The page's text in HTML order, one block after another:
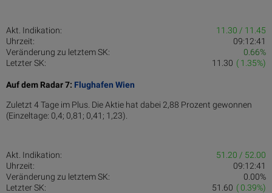
Akt. Indikation:
11.30 / 11.45
Uhrzeit:
09:12:41
Veränderung zu letztem SK:
0.66%
Letzter SK:
( 1.35%)
11.30
Auf dem Radar 7: Flughafen Wien
Zuletzt 4 Tage im Plus. Die Aktie hat dabei 2,88 Prozent gewonnen
(Einzeltage: 0,4; 0,81; 0,41; 1,23).
Akt. Indikation:
51.20 / 52.00
Uhrzeit:
09:12:41
Veränderung zu letztem SK:
0.00%
Letzter SK:
( 0.39%)
51.60